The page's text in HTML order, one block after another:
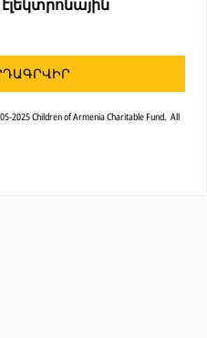
2025 Children of Armenia Charitable Fund. All